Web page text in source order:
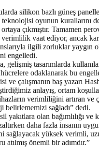
silikon bazlı güneş
oyunun kurallarını
çıkmıştır. Tamamen
vaat ediyor, ancak
ilgili zorluklar yaygın
engelledi.
gelişmiş tasarımlarda
odaklanarak bu
ve çalışmanın baş yazarı
anlayış, ortam
verimliliğini artıran ve
belirlememizi sağladı” dedi.
yakıtlara olan bağımlılığı ve
daha fazla insanın
sağlayacak yüksek verimli,
atılmış önemli bir adımdır.”